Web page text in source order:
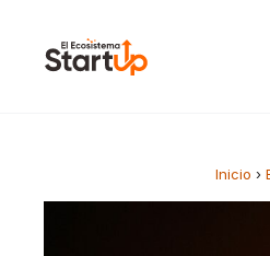
Inicio ›